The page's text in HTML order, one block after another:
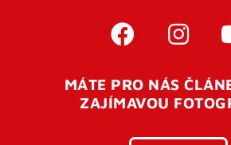
MÁTE PRO NÁS
ZAJÍMAVOU